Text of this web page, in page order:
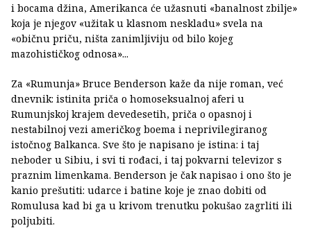
i bocama džina, Amerikanca će užasnuti «banalnost zbilje»
koja je njegov «užitak u klasnom neskladu» svela na
«običnu priču, ništa zanimljiviju od bilo kojeg
mazohističkog odnosa»...
Za «Rumunja» Bruce Benderson kaže da nije roman, već
dnevnik: istinita priča o homoseksualnoj aferi u
Rumunjskoj krajem devedesetih, priča o opasnoj i
nestabilnoj vezi američkog boema i neprivilegiranog
istočnog Balkanca. Sve što je napisano je istina: i taj
neboder u Sibiu, i svi ti rođaci, i taj pokvarni televizor s
praznim limenkama. Benderson je čak napisao i ono što je
kanio prešutiti: udarce i batine koje je znao dobiti od
Romulusa kad bi ga u krivom trenutku pokušao zagrliti ili
poljubiti.